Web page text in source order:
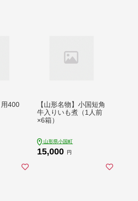
400
【山形名物】小国短角
牛入りいも煮（1人前
×6箱）
山形県小国町
15,000 円